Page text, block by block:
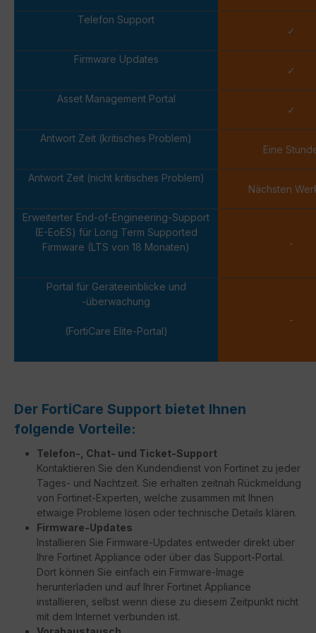
Telefon Support
✓
Firmware Updates
✓
Asset Management Portal
✓
Antwort Zeit (kritisches Problem)
Eine
Antwort Zeit (nicht kritisches Problem)
Nächsten
Erweiterter End-of-Engineering-Support
(E-EoES) für Long Term Supported
Firmware (LTS von 18 Monaten)
-
Portal für Geräteeinblicke und
-überwachung
(FortiCare Elite-Portal)
-
Der FortiCare Support bietet Ihnen
folgende Vorteile:
Telefon-, Chat- und Ticket-Support
Kontaktieren Sie den Kundendienst von Fortinet zu jeder
Tages- und Nachtzeit. Sie erhalten zeitnah Rückmeldung
von Fortinet-Experten, welche zusammen mit Ihnen
etwaige Probleme lösen oder technische Details klären.
Firmware-Updates
Installieren Sie Firmware-Updates entweder direkt über
Ihre Fortinet Appliance oder über das Support-Portal.
Dort können Sie einfach ein Firmware-Image
herunterladen und auf Ihrer Fortinet Appliance
installieren, selbst wenn diese zu diesem Zeitpunkt nicht
mit dem Internet verbunden ist.